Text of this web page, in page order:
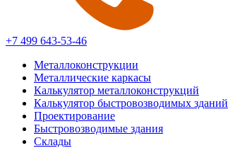
+7 499 643-53-46
Металлоконструкции
Металлические каркасы
Калькулятор металлоконструкций
Калькулятор быстровозводимых зданий
Проектирование
Быстровозводимые здания
Склады